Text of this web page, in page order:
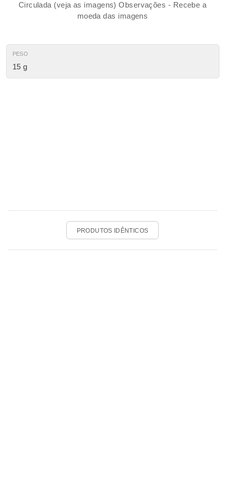
Circulada (veja as imagens) Observações - Recebe a
moeda das imagens
PESO
15 g
PRODUTOS IDÊNTICOS